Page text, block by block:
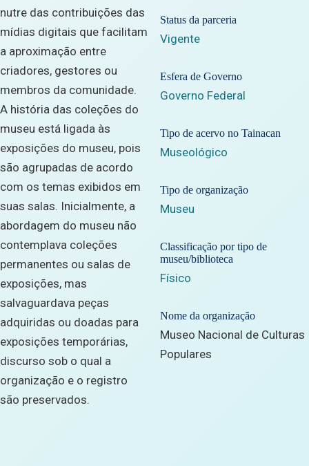
nutre das contribuições das
mídias digitais que facilitam
a aproximação entre
criadores, gestores ou
membros da comunidade.
A história das coleções do
museu está ligada às
exposições do museu, pois
são agrupadas de acordo
com os temas exibidos em
suas salas. Inicialmente, a
abordagem do museu não
contemplava coleções
permanentes ou salas de
exposições, mas
salvaguardava peças
adquiridas ou doadas para
exposições temporárias,
discurso sob o qual a
organização e o registro
são preservados.
Status da parceria
Vigente
Esfera de Governo
Governo Federal
Tipo de acervo no Tainacan
Museológico
Tipo de organização
Museu
Classificação por tipo de
museu/biblioteca
Físico
Nome da organização
Museo Nacional de Culturas
Populares